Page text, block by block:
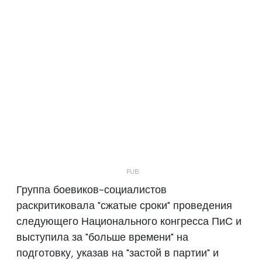
Группа боевиков-социалистов
раскритиковала "сжатые сроки" проведения
следующего Национального конгресса ПиС и
выступила за "больше времени" на
подготовку, указав на "застой в партии" и